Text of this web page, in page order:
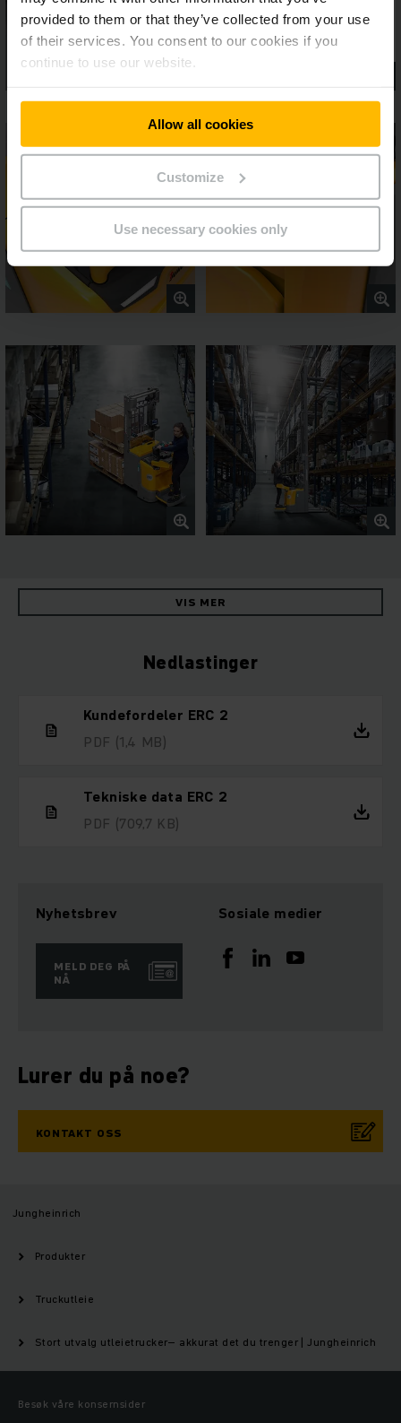
provided to them or that they’ve collected from your use
of their services. You consent to our cookies if you
continue to use our website.
Allow all cookies
Customize
Use necessary cookies only
VIS MER
Nedlastinger
Kundefordeler ERC 2
PDF (1,4 MB)
Tekniske data ERC 2
PDF (709,7 KB)
Nyhetsbrev
MELD DEG PÅ
NÅ
Sosiale medier
Lurer du på noe?
KONTAKT OSS
Jungheinrich
Produkter
Truckutleie
Stort utvalg utleietrucker– akkurat det du trenger | Jungheinrich
Besøk våre konsernsider